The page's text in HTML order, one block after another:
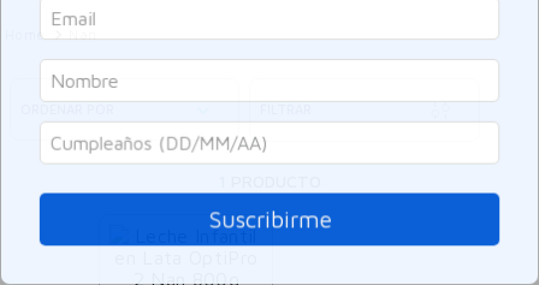
Suscribirme